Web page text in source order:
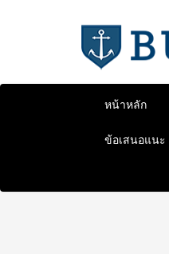
หน้าหลัก
ข้อเสนอแนะ